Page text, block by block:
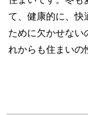
て、健康的に、快
ために欠かせない
れからも住まいの